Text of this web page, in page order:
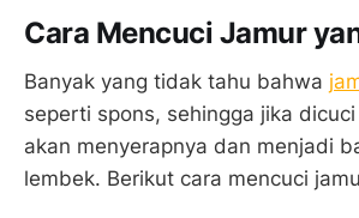
Cara Mencuci Jamur
Banyak yang tidak tahu bahwa
seperti spons, sehingga jika
akan menyerapnya dan menjadi
lembek. Berikut cara mencuci